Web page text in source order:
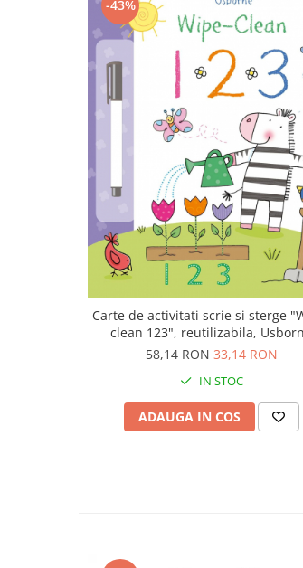
-43%
Carte de activitati scrie si sterge
clean 123", reutilizabila,
58,14 RON33,14 RON
IN STOC
ADAUGA IN COS